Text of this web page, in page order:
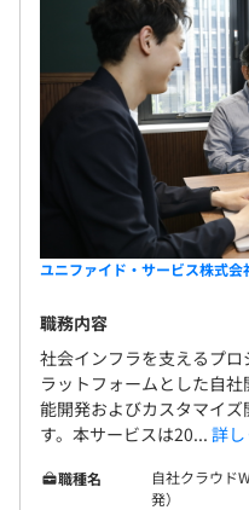
ユニファイド・サービス株式会
職務内容
社会インフラを支えるプ
ラットフォームとした自
能開発およびカスタマイ
す。本サービスは20... 詳し
職種名
自社クラウド
発）